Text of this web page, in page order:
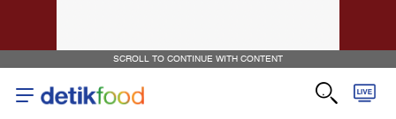
SCROLL TO CONTINUE WITH CONTENT